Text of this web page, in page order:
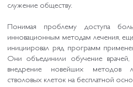
служение обществу.
Понимая проблему доступа
инновационным методам лечения,
инициировал ряд программ
Они объединили обучение врачей,
внедрение новейших методов
стволовых клеток на бесплатной